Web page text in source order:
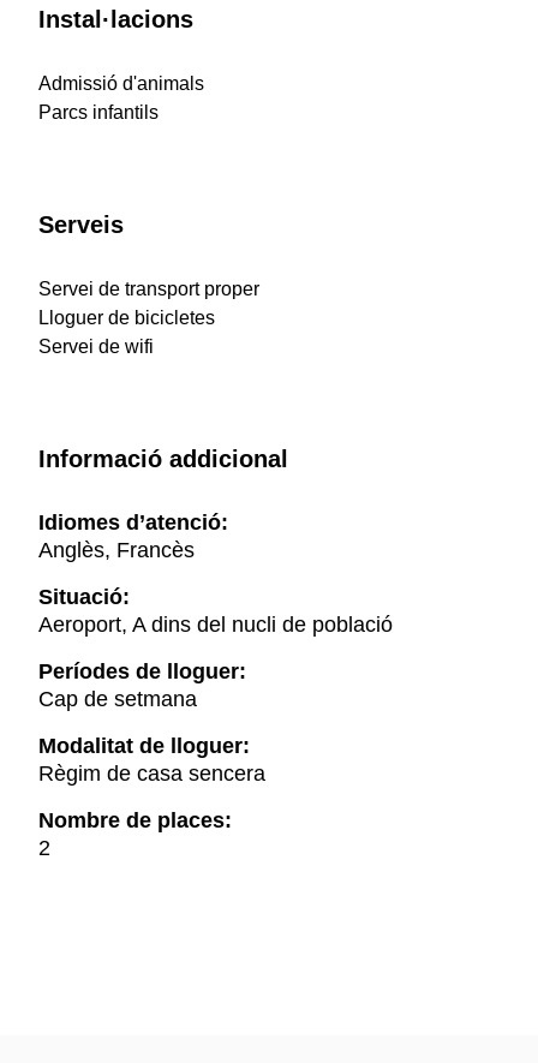
Instal·lacions
Admissió d'animals
Parcs infantils
Serveis
Servei de transport proper
Lloguer de bicicletes
Servei de wifi
Informació addicional
Idiomes d’atenció:
Anglès, Francès
Situació:
Aeroport, A dins del nucli de població
Períodes de lloguer:
Cap de setmana
Modalitat de lloguer:
Règim de casa sencera
Nombre de places:
2